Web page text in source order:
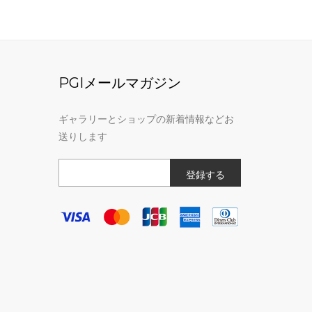
PGIメールマガジン
ギャラリーとショップの新着情報などお
送りします